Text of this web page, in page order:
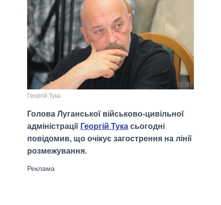
Георгій Тука
Голова Луганської військово-цивільної
адміністрації Георгій Тука сьогодні
повідомив, що очікує загострення на лінії
розмежування.